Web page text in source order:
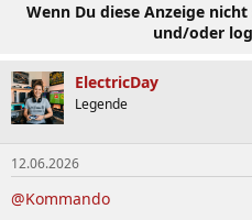
Wenn Du diese Anzeige
und/oder
ElectricDay
Legende
12.06.2026
@Kommando